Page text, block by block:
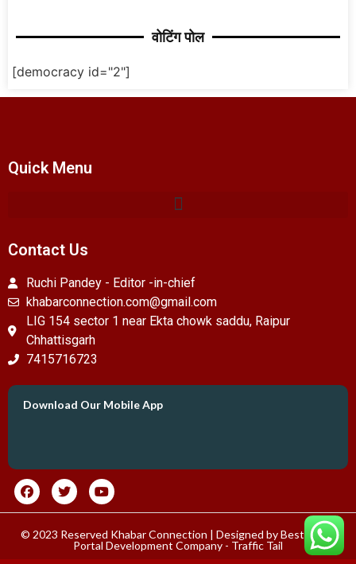
वोटिंग पोल
[democracy id="2"]
Quick Menu
Contact Us
Ruchi Pandey - Editor -in-chief
khabarconnection.com@gmail.com
LIG 154 sector 1 near Ekta chowk saddu, Raipur
Chhattisgarh
7415716723
Download Our Mobile App
© 2023 Reserved Khabar Connection | Designed byBest News
Portal Development Company - Traffic Tail